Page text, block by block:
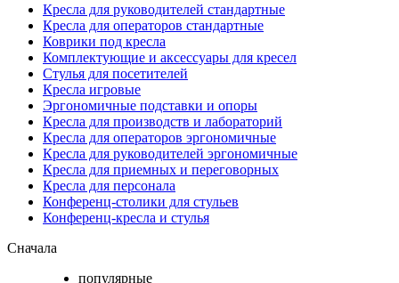
Кресла для руководителей стандартные
Кресла для операторов стандартные
Коврики под кресла
Комплектующие и аксессуары для кресел
Стулья для посетителей
Кресла игровые
Эргономичные подставки и опоры
Кресла для производств и лабораторий
Кресла для операторов эргономичные
Кресла для руководителей эргономичные
Кресла для приемных и переговорных
Кресла для персонала
Конференц-столики для стульев
Конференц-кресла и стулья
Сначала
популярные